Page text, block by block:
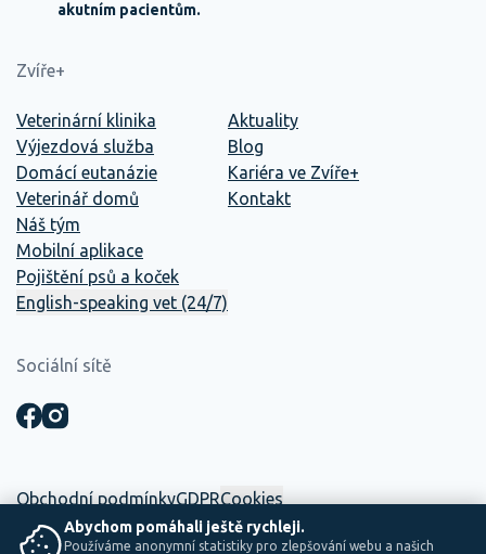
akutním pacientům.
Zvíře+
Veterinární klinika
Výjezdová služba
Domácí eutanázie
Veterinář domů
Náš tým
Mobilní aplikace
Pojištění psů a koček
English-speaking vet (24/7)
Aktuality
Blog
Kariéra ve Zvíře+
Kontakt
Sociální sítě
Obchodní podmínkyGDPRCookies
Abychom pomáhali ještě rychleji.
Používáme anonymní statistiky pro zlepšování webu a našich